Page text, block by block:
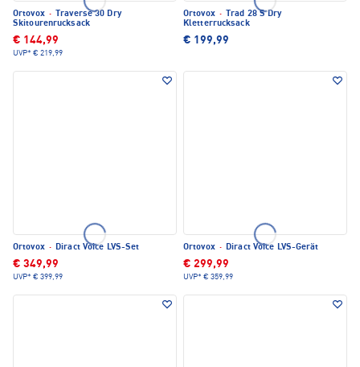
Ortovox ·
Traverse 30 Dry
Skitourenrucksack
€ 144,99
UVP* € 219,99
Ortovox ·
Trad 28 S Dry
Kletterrucksack
€ 199,99
Ortovox · Diract Voice LVS-Set
€ 349,99
UVP* € 399,99
Ortovox · Diract Voice LVS-Gerät
€ 299,99
UVP* € 359,99